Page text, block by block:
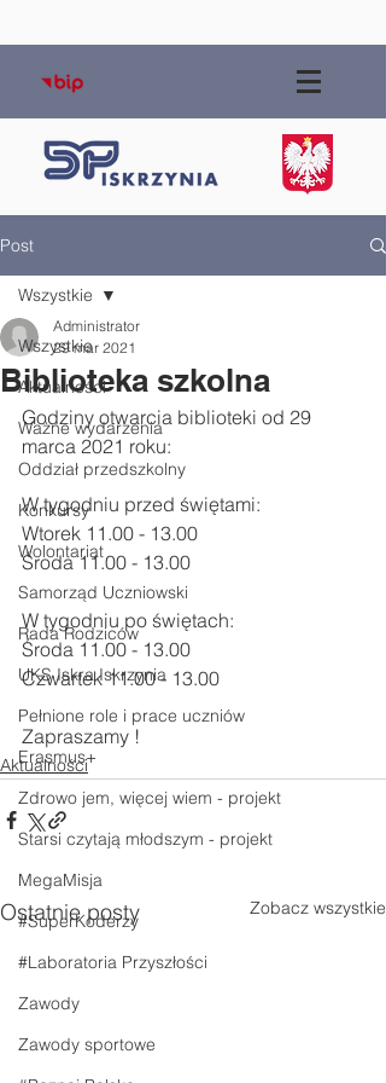
Post
Wszystkie
Aktualności
Ważne wydarzenia
Oddział przedszkolny
Konkursy
Wolontariat
Samorząd Uczniowski
Rada Rodziców
UKS Iskra Iskrzynia
Pełnione role i prace uczniów
Erasmus+
Zdrowo jem, więcej wiem - projekt
Starsi czytają młodszym - projekt
MegaMisja
#SuperKoderzy
#Laboratoria Przyszłości
Zawody
Zawody sportowe
Wszystkie
Biblioteka szkolna
Administrator
29 mar 2021
Godziny otwarcia biblioteki od 29
marca 2021 roku:
W tygodniu przed świętami:
Wtorek 11.00 - 13.00
Środa 11.00 - 13.00
W tygodniu po świętach:
Środa 11.00 - 13.00
Czwartek 11.00 - 13.00
Zapraszamy !
Aktualności
Ostatnie posty Zobacz wszystkie